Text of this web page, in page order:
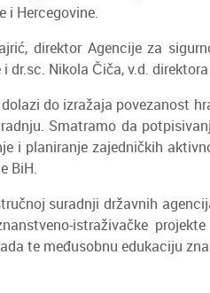
i Hercegovine.
direktor Agencije za
dr.sc. Nikola Čiča, v.d.
do izražaja povezanost
Smatramo da
i planiranje zajedničkih
BiH.
suradnji državnih
istraživačke
te međusobnu edukaciju